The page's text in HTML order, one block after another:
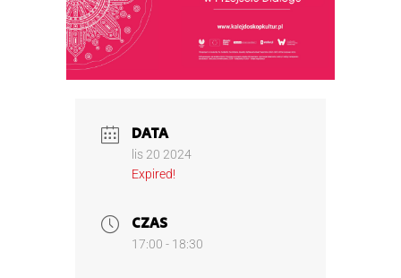
DATA
lis 20 2024
Expired!
CZAS
17:00 - 18:30